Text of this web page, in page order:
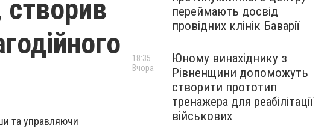
створив
та управляючи
переймають досвід
провідних клінік Баварії
Юному винахіднику з
Рівненщини допоможуть
створити прототип
тренажера для реабілітації
військових
18:35
Вчора